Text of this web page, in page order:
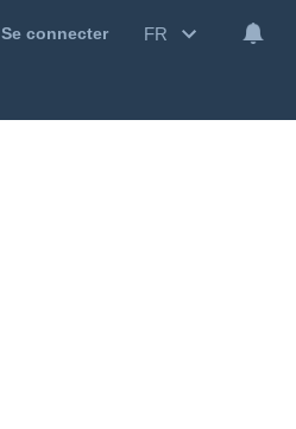
Se connecter FR